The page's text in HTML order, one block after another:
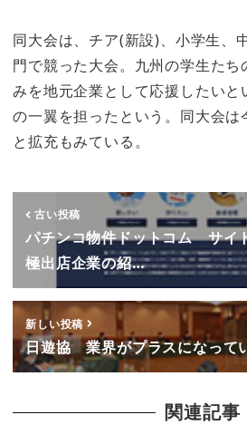
同大会は、チア(新設)、小学生、
門で競った大会。九州の学生たち
みを地元企業として応援したいと
の一翼を担ったという。同大会
と拡充もみている。
古い投稿
パチンコ物件ドットコム サイ
極出店企業の紹…
新しい投稿
日遊協 業界がプラスになって
関連記事